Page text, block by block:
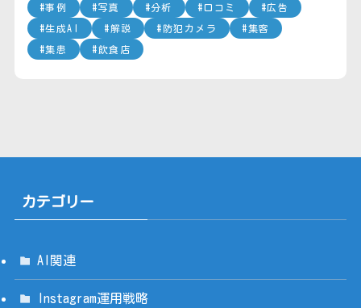
事例 写真 分析 口コミ 広告
生成AI 解説 防犯カメラ 集客
集患 飲食店
カテゴリー
AI関連
Instagram運用戦略